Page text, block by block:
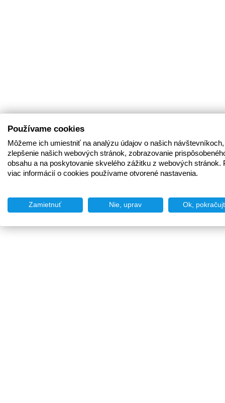
Používame cookies
Môžeme ich umiestniť na analýzu údajov o našich
zlepšenie našich webových stránok, zobrazovanie
obsahu a na poskytovanie skvelého zážitku z webových stránok.
viac informácií o cookies používame otvorené nastavenia.
Zamietnuť Nie, uprav Ok,